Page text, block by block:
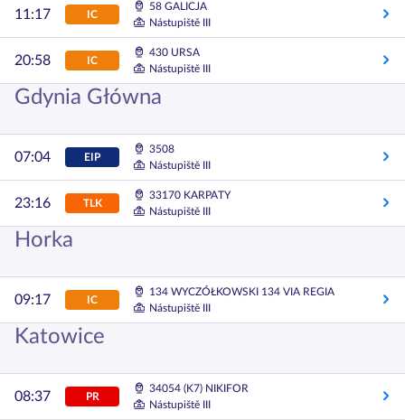
11:17 IC
58 GALICJA
Nástupiště III
20:58 IC
430 URSA
Nástupiště III
Gdynia Główna
07:04 EIP
3508
Nástupiště III
23:16 TLK
33170 KARPATY
Nástupiště III
Horka
09:17 IC
134 WYCZÓŁKOWSKI 134 VIA REGIA
Nástupiště III
Katowice
08:37 PR
34054 (K7) NIKIFOR
Nástupiště III